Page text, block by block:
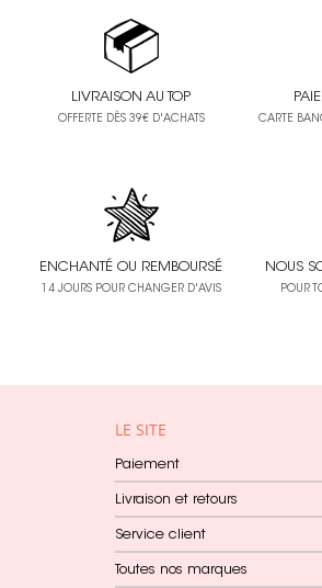
LIVRAISON AU TOP
OFFERTE DÈS 39€ D'ACHATS CARTE
ENCHANTÉ OU REMBOURSÉ
14 JOURS POUR CHANGER D'AVIS
NOUS
POUR
LE SITE
Paiement
Livraison et retours
Service client
Toutes nos marques